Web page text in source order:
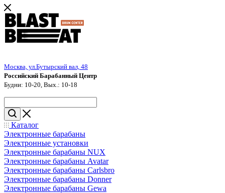
Москва, ул.Бутырский вал, 48
Российский Барабанный Центр
Будни: 10-20, Вых.: 10-18
Каталог
Электронные барабаны
Электронные установки
Электронные барабаны NUX
Электронные барабаны Avatar
Электронные барабаны Carlsbro
Электронные барабаны Donner
Электронные барабаны Gewa